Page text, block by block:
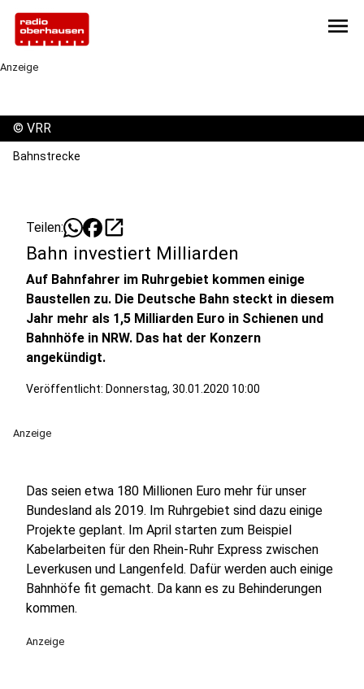
menu
Anzeige
© VRR
Bahnstrecke
Teilen: open_in_new
Bahn investiert Milliarden
Auf Bahnfahrer im Ruhrgebiet kommen einige
Baustellen zu. Die Deutsche Bahn steckt in diesem
Jahr mehr als 1,5 Milliarden Euro in Schienen und
Bahnhöfe in NRW. Das hat der Konzern
angekündigt.
Veröffentlicht: Donnerstag, 30.01.2020 10:00
Anzeige
Das seien etwa 180 Millionen Euro mehr für unser
Bundesland als 2019. Im Ruhrgebiet sind dazu einige
Projekte geplant. Im April starten zum Beispiel
Kabelarbeiten für den Rhein-Ruhr Express zwischen
Leverkusen und Langenfeld. Dafür werden auch einige
Bahnhöfe fit gemacht. Da kann es zu Behinderungen
kommen.
Anzeige